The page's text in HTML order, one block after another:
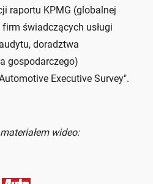
raportu KPMG (globalnej
świadczących usługi
doradztwa
gospodarczego)
Executive Survey".
wideo: